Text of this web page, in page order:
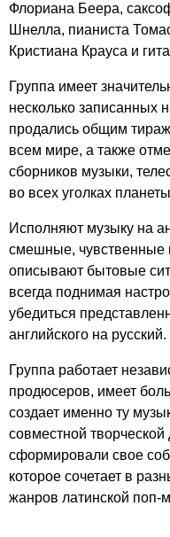
Флориана Беера,
Шнелла, пианиста
Кристиана Крауса и
Группа имеет
несколько записанных
продались общим
всем мире, а также
сборников музыки,
во всех уголках
Исполняют музыку на
смешные, чувственные
описывают бытовые
всегда поднимая
убедиться
английского на русский.
Группа работает
продюсеров, имеет
создает именно ту
совместной творческой
сформировали свое
которое сочетает в
жанров латинской поп-